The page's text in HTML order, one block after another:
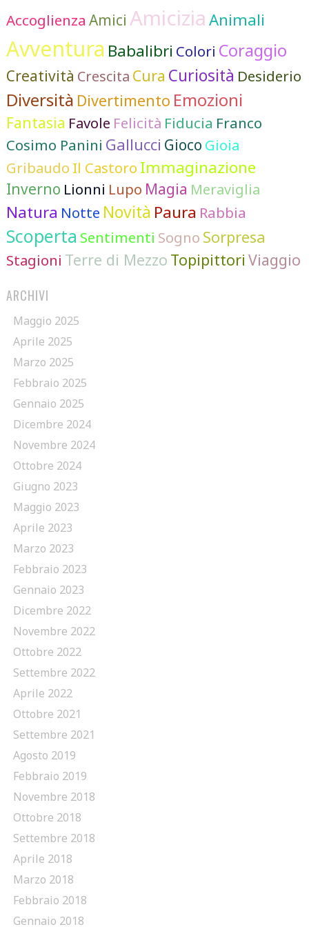
Accoglienza Amici Amicizia Animali
Avventura Babalibri Colori Coraggio
Creatività Crescita Cura Curiosità Desiderio
Diversità Divertimento Emozioni
Fantasia Favole Felicità Fiducia Franco
Cosimo Panini Gallucci Gioco Gioia
Gribaudo Il Castoro Immaginazione
Inverno Lionni Lupo Magia Meraviglia
Natura Notte Novità Paura Rabbia
Scoperta Sentimenti Sogno Sorpresa
Stagioni Terre di Mezzo Topipittori Viaggio
ARCHIVI
Maggio 2025
Aprile 2025
Marzo 2025
Febbraio 2025
Gennaio 2025
Dicembre 2024
Novembre 2024
Ottobre 2024
Giugno 2023
Maggio 2023
Aprile 2023
Marzo 2023
Febbraio 2023
Gennaio 2023
Dicembre 2022
Novembre 2022
Ottobre 2022
Settembre 2022
Aprile 2022
Ottobre 2021
Settembre 2021
Agosto 2019
Febbraio 2019
Novembre 2018
Ottobre 2018
Settembre 2018
Aprile 2018
Marzo 2018
Febbraio 2018
Gennaio 2018